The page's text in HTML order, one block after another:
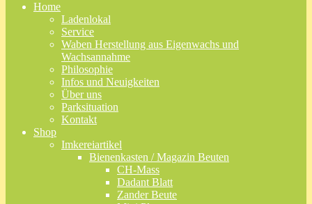
Home
Ladenlokal
Service
Waben Herstellung aus Eigenwachs und
Wachsannahme
Philosophie
Infos und Neuigkeiten
Über uns
Parksituation
Kontakt
Shop
Imkereiartikel
Bienenkasten / Magazin Beuten
CH-Mass
Dadant Blatt
Zander Beute